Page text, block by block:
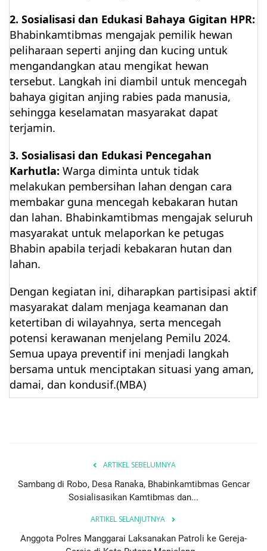
2. Sosialisasi dan Edukasi Bahaya Gigitan HPR:
Bhabinkamtibmas mengajak pemilik hewan
peliharaan seperti anjing dan kucing untuk
mengandangkan atau mengikat hewan
tersebut. Langkah ini diambil untuk mencegah
bahaya gigitan anjing rabies pada manusia,
sehingga keselamatan masyarakat dapat
terjamin.
3. Sosialisasi dan Edukasi Pencegahan
Karhutla: Warga diminta untuk tidak
melakukan pembersihan lahan dengan cara
membakar guna mencegah kebakaran hutan
dan lahan. Bhabinkamtibmas mengajak seluruh
masyarakat untuk melaporkan ke petugas
Bhabin apabila terjadi kebakaran hutan dan
lahan.
Dengan kegiatan ini, diharapkan partisipasi aktif
masyarakat dalam menjaga keamanan dan
ketertiban di wilayahnya, serta mencegah
potensi kerawanan menjelang Pemilu 2024.
Semua upaya preventif ini menjadi langkah
bersama untuk menciptakan situasi yang aman,
damai, dan kondusif.(MBA)
ARTIKEL SEBELUMNYA
Sambang di Robo, Desa Ranaka, Bhabinkamtibmas Gencar
Sosialisasikan Kamtibmas dan...
ARTIKEL SELANJUTNYA
Anggota Polres Manggarai Laksanakan Patroli ke Gereja-